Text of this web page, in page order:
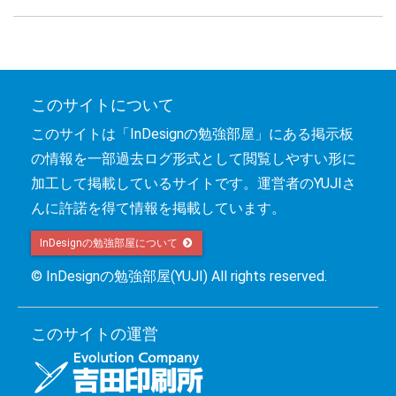
このサイトについて
このサイトは「InDesignの勉強部屋」にある掲示板
の情報を一部過去ログ形式として閲覧しやすい形に
加工して掲載しているサイトです。運営者のYUJIさ
んに許諾を得て情報を掲載しています。
InDesignの勉強部屋について
© InDesignの勉強部屋(YUJI) All rights reserved.
このサイトの運営